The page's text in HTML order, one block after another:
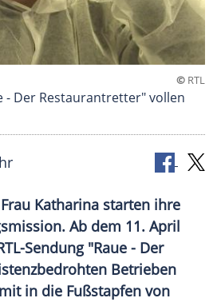
© RTL
- Der Restaurantretter" vollen
Katharina starten ihre
Ab dem 11. April
Sendung "Raue - Der
Betrieben
in die Fußstapfen von